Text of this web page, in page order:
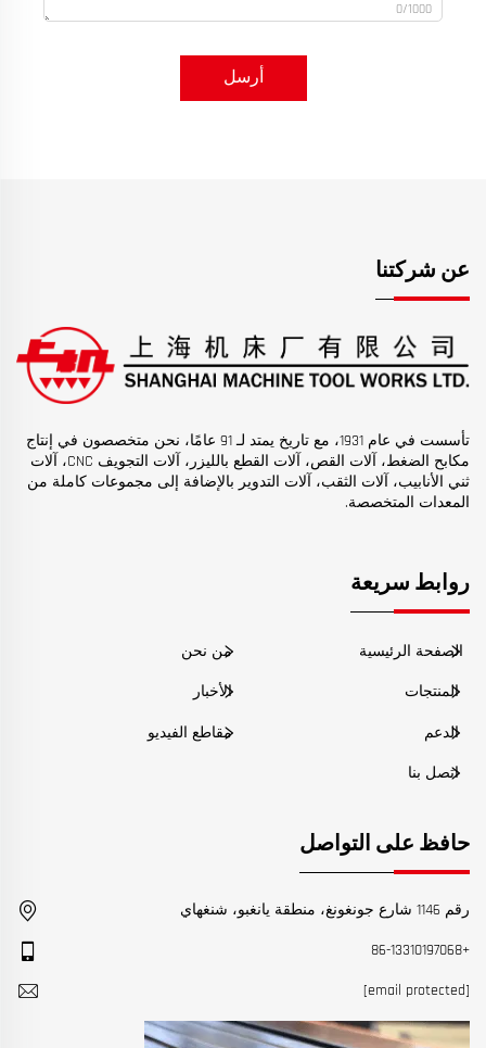
0/1000
أرسل
عن شركتنا
تأسست في عام 1931، مع تاريخ يمتد لـ 91 عامًا، نحن متخصصون في إنتاج
مكابح الضغط، آلات القص، آلات القطع بالليزر، آلات التجويف CNC، آلات
ثني الأنابيب، آلات الثقب، آلات التدوير بالإضافة إلى مجموعات كاملة من
المعدات المتخصصة.
روابط سريعة
الصفحة الرئيسية من نحن
المنتجات الأخبار
الدعم مقاطع الفيديو
اتصل بنا
حافظ على التواصل
رقم 1146 شارع جونغونغ، منطقة يانغبو، شنغهاي
+86-13310197068
[email protected]